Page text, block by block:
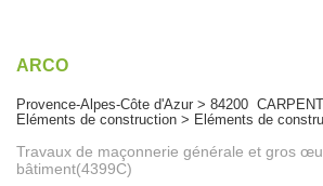
ARCO
Provence-Alpes-Côte d'Azur > 84200
Eléments de construction > Eléments de
Travaux de maçonnerie générale et gros
bâtiment(4399C)